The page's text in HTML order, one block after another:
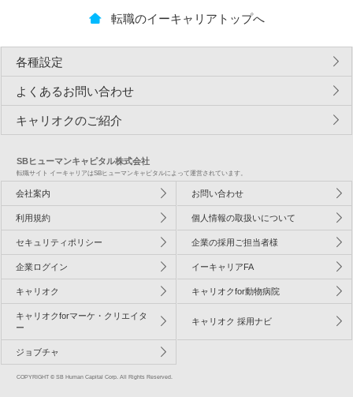
転職のイーキャリアトップへ
各種設定
よくあるお問い合わせ
キャリオクのご紹介
SBヒューマンキャピタル株式会社
転職サイト イーキャリアはSBヒューマンキャピタルによって運営されています。
会社案内 お問い合わせ
利用規約 個人情報の取扱いについて
セキュリティポリシー 企業の採用ご担当者様
企業ログイン イーキャリアFA
キャリオク キャリオクfor動物病院
キャリオクforマーケ・クリエイタ
ー
キャリオク 採用ナビ
ジョブチャ
COPYRIGHT © SB Human Capital Corp. All Rights Reserved.